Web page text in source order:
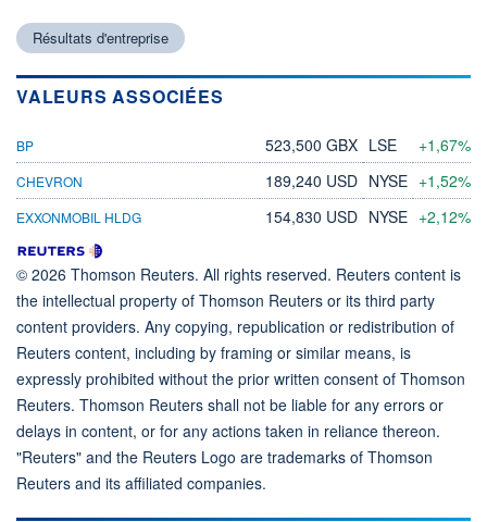
Résultats d'entreprise
VALEURS ASSOCIÉES
BP 523,500 GBX LSE +1,67%
CHEVRON 189,240 USD NYSE +1,52%
EXXONMOBIL HLDG 154,830 USD NYSE +2,12%
© 2026 Thomson Reuters. All rights reserved. Reuters content is
the intellectual property of Thomson Reuters or its third party
content providers. Any copying, republication or redistribution of
Reuters content, including by framing or similar means, is
expressly prohibited without the prior written consent of Thomson
Reuters. Thomson Reuters shall not be liable for any errors or
delays in content, or for any actions taken in reliance thereon.
"Reuters" and the Reuters Logo are trademarks of Thomson
Reuters and its affiliated companies.